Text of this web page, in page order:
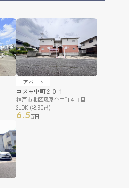
アパート
コスモ中町２０１
神戸市北区藤原台中町４丁目
2LDK (48.90㎡)
6.5万円